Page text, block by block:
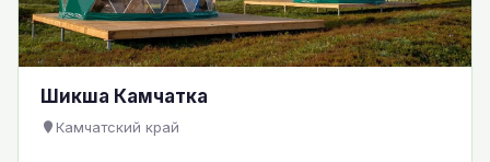
Шикша Камчатка
Камчатский край